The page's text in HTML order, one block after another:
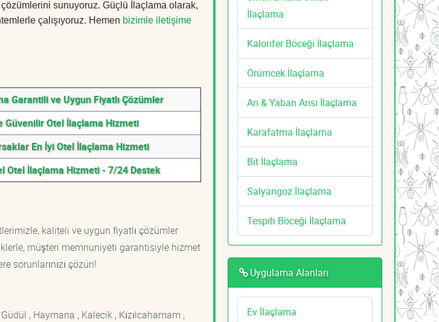
sunuyoruz. Güçlü İlaçlama olarak,
çalışıyoruz. Hemen bizimle iletişime
Garantili ve Uygun Fiyatlı Çözümler
Güvenilir Otel İlaçlama Hizmeti
En İyi Otel İlaçlama Hizmeti
Otel İlaçlama Hizmeti - 7/24 Destek
kaliteli ve uygun fiyatlı çözümler
müşteri memnuniyeti garantisiyle hizmet
sorunlarınızı çözün!
, Haymana , Kalecik , Kızılcahamam ,
İlaçlama
Kalorifer Böceği İlaçlama
Örümcek İlaçlama
Arı & Yaban Arısı İlaçlama
Karafatma İlaçlama
Bit İlaçlama
Salyangoz İlaçlama
Tespih Böceği İlaçlama
Uygulama Alanları
Ev İlaçlama